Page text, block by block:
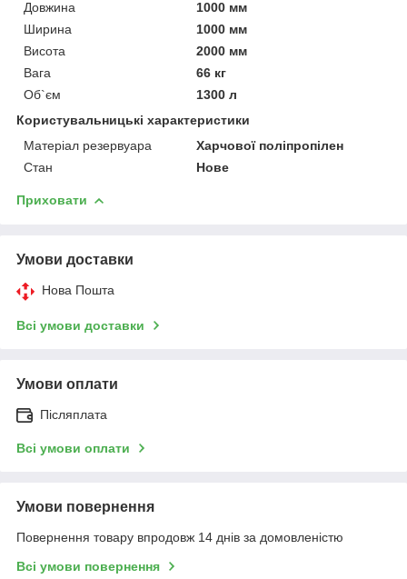
Довжина
1000 мм
Ширина
1000 мм
Висота
2000 мм
Вага
66 кг
Об`єм
1300 л
Користувальницькі характеристики
Матеріал резервуара
Харчової поліпропілен
Стан
Нове
Приховати
Умови доставки
Нова Пошта
Всі умови доставки
Умови оплати
Післяплата
Всі умови оплати
Умови повернення
Повернення товару впродовж 14 днів за домовленістю
Всі умови повернення